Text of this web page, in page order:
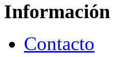
Información
Contacto